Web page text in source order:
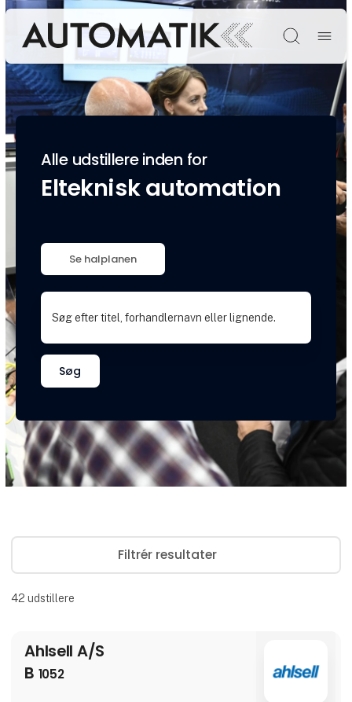
Søg
Alle udstillere inden for
Elteknisk automation
Se halplanen
Søg efter titel, forhandlernavn eller lignende.
Søg
Filtrér resultater
42 udstillere
Ahlsell A/S
B 1052